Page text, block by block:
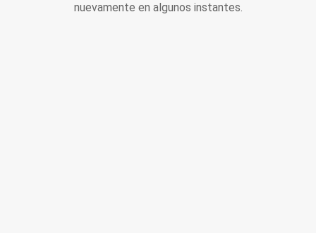
nuevamente en algunos instantes.